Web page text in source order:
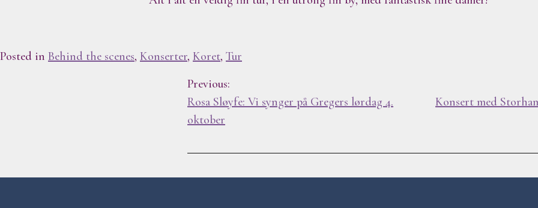
Posted in Behind the scenes, Konserter, Koret, Tur
I
n
n
l
Previous:
Rosa Sløyfe: Vi synger på Gregers lørdag 4.
oktober
Konsert med